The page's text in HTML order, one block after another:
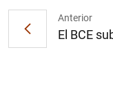
Anterior
El BCE